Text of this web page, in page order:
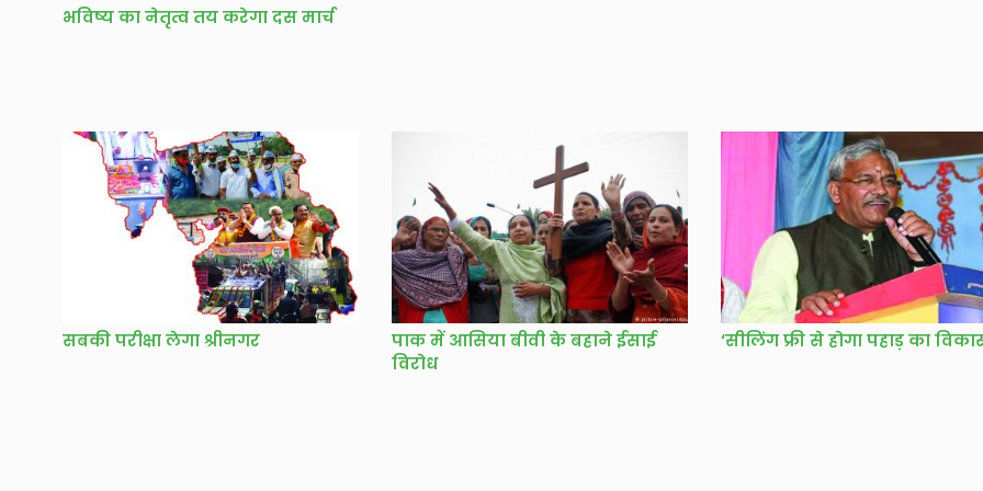
भविष्य का नेतृत्व तय करेगा दस मार्च
सबकी परीक्षा लेगा श्रीनगर
पाक में आसिया बीवी के बहाने ईसाई
विरोध
‘सीलिंग फ्री से होगा पहाड़ का